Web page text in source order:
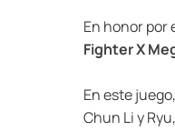
En honor por
Fighter X
En este
Chun Li y